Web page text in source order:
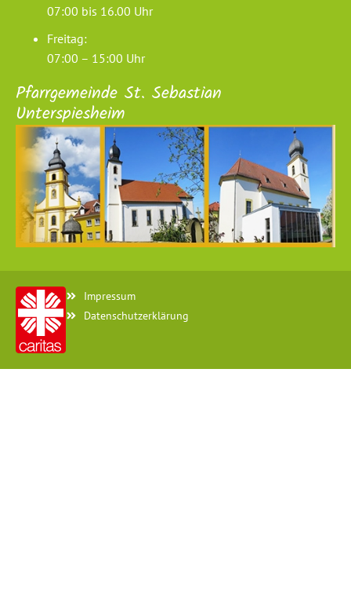
07:00 bis 16.00 Uhr
Freitag:
07:00 – 15:00 Uhr
Pfarrgemeinde St. Sebastian
Unterspiesheim
Impressum
Datenschutzerklärung